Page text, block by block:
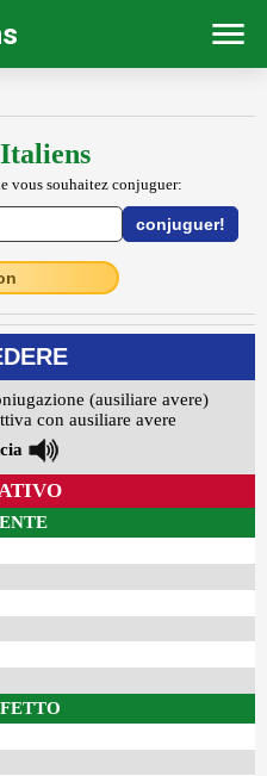
vous souhaitez conjuguer:
(ausiliare avere)
con ausiliare avere